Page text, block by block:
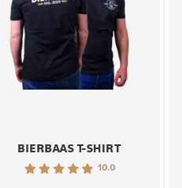
BIERBAAS T-SHIRT
10.0